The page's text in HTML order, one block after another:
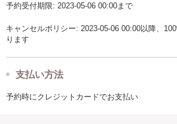
予約受付期限: 2023-05-06 00:00まで
キャンセルポリシー: 2023-05-06 00:00以降、
ります
支払い方法
予約時にクレジットカードでお支払い